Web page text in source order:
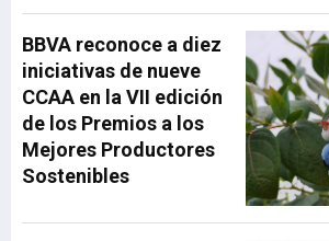
ha repasado la evolución
de la operadora vasca
desde su creación hasta su
integración en MásMóvil,
compartiendo las
principales decisiones
estratégicas que marcaron
su trayectoria y las
extrajo tras más
BBVA reconoce a diez
iniciativas de nueve
CCAA en la VII edición
de los Premios a los
Mejores Productores
Sostenibles